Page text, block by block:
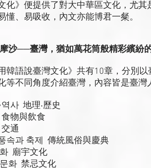
化》便提供了對大中華區文化，尤
懂、易吸收，內文亦能博君一粲。
沙──臺灣，猶如萬花筒般精彩繽紛
語說臺灣文化》共有10章，分別以
等不同角度介紹臺灣，內容皆是臺
역사 地理‧歷史
物與飲食
通
속과 축제 傳統風俗與慶典
廟宇文化
화 禁忌文化